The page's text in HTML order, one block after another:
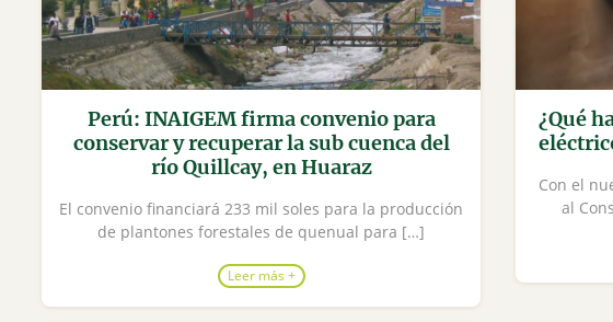
Perú: INAIGEM firma convenio para
conservar y recuperar la sub cuenca del
río Quillcay, en Huaraz
El convenio financiará 233 mil soles para la producción
de plantones forestales de quenual para […]
Leer más +
¿Qué
Con el
al